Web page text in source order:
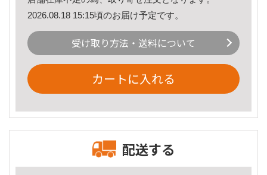
2026.08.18 15:15頃のお届け予定です。
受け取り方法・送料について
カートに入れる
配送する